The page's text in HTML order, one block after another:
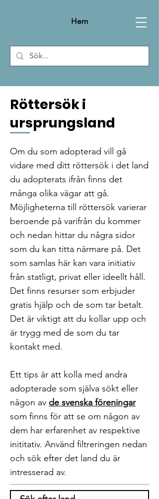
Hem
Röttersök i
ursprungsland
Om du som adopterad vill gå
vidare med ditt röttersök i det land
du adopterats ifrån finns det
många olika vägar att gå.
Möjligheterna till röttersök varierar
beroende på varifrån du kommer
och nedan hittar du några sidor
som du kan titta närmare på. Det
som samlas här kan vara initiativ
från statligt, privat eller ideellt håll.
Det finns resurser som erbjuder
gratis hjälp och de som tar betalt.
Det är viktigt att du kollar upp och
är trygg med de som du tar
kontakt med.
Ett tips är att kolla med andra
adopterade som själva sökt eller
någon av de svenska föreningar
som finns för att se om någon av
dem har erfarenhet av respektive
inititativ. Använd filtreringen nedan
och sök efter det land du är
intresserad av.